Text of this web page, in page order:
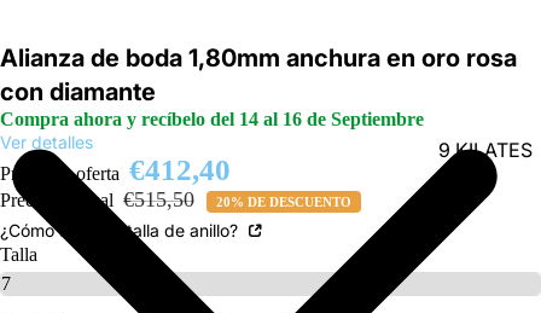
9 KILATES
Alianza de boda 1,80mm anchura en oro rosa
con diamante
Compra ahora y recíbelo del 14 al 16 de Septiembre
Ver detalles
Precio de oferta €412,40
Precio habitual €515,50 20% DE DESCUENTO
¿Cómo saber la talla de anillo?
Talla